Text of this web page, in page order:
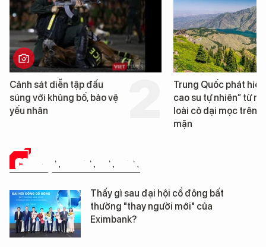
Cảnh sát diễn tập đấu
súng với khủng bố, bảo vệ
yếu nhân
Trung Quốc phát hiện
cao su tự nhiên” từ
loài cỏ dại mọc trên
mặn
CHUYỆN DOANH NHÂN
Thấy gì sau đại hội cổ đông bất
thường "thay người mới" của
Eximbank?